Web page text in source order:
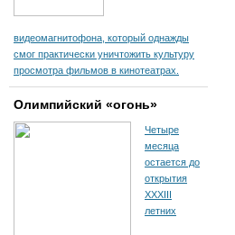
видеомагнитофона, который однажды
смог практически уничтожить культуру
просмотра фильмов в кинотеатрах.
Олимпийский «огонь»
Четыре
месяца
остается до
открытия
XXXIII
летних